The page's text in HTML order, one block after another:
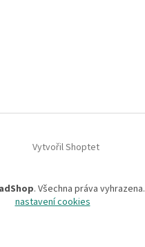
Vytvořil Shoptet
. Všechna práva vyhrazena.
nastavení cookies